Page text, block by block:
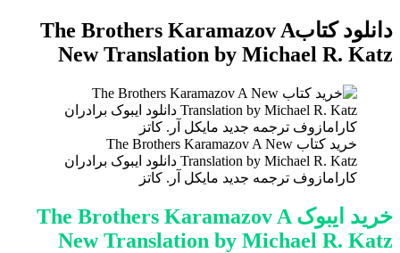
دانلود کتابThe Brothers Karamazov A
New Translation by Michael R. Katz
خرید کتاب The Brothers Karamazov A New
Translation by Michael R. Katz دانلود ایبوک برادران
کارامازوف ترجمه جدید مایکل آر. کاتز
خرید ایبوک The Brothers Karamazov A
New Translation by Michael R. Katz